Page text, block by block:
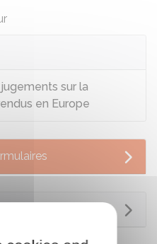
sur la
en Europe